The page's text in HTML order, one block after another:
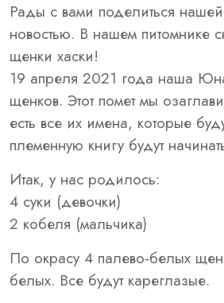
Рады с вами поделиться
новостью. В нашем питомнике
щенки хаски!
19 апреля 2021 года наша
щенков. Этот помет мы
есть все их имена, которые
племенную книгу будут
Итак, у нас родилось:
4 суки (девочки)
2 кобеля (мальчика)
По окрасу 4 палево-белых
белых. Все будут кареглазые.